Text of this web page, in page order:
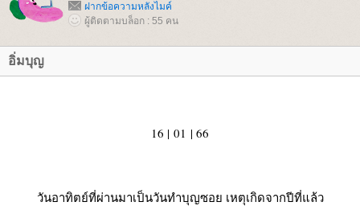
ฝากข้อความหลังไมค์
ผู้ติดตามบล็อก : 55 คน
อิ่มบุญ
16 | 01 | 66
วันอาทิตย์ที่ผ่านมาเป็นวันทำบุญซอย เหตุเกิดจากปีที่แล้ว